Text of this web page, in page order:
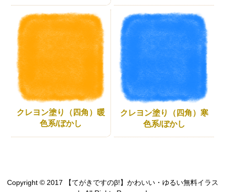
クレヨン塗り（四角）暖
色系/ぼかし
クレヨン塗り（四角）寒
色系/ぼかし
Copyright © 2017 【てがきですのβ!】かわいい・ゆるい無料イラス